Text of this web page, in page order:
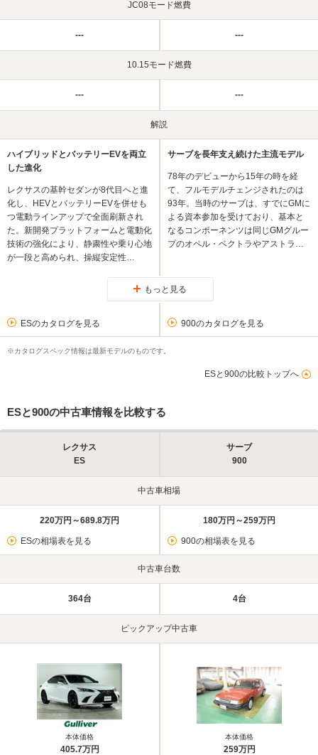
JC08モード燃費
--- ---
10.15モード燃費
--- ---
解説
ハイブリッドとバッテリーEVを両立
した進化
レクサスの基幹セダンが8代目へと進
化し、HEVとバッテリーEVを併せも
つ電動ラインアップで全面刷新され
た。新開発プラットフォームと電動化
技術の強化により、静粛性や乗り心地
が一段と高められ、操縦安定性…
サーブを長年支え続けた主流モデル
78年のデビューから15年の時を経
て、フルモデルチェンジされたのは
93年。当時のサーブは、すでにGMに
よる資本参加を受けており、基本と
なるコンポーネンツは同じGMグルー
プのオペル・ベクトラやアストラ…
もっと見る
ESのカタログを見る 900のカタログを見る
※カタログスペック情報は最新モデルのものです。
ESと900の比較トップへ
ESと900の中古車情報を比較する
レクサス
ES
サーブ
900
中古車相場
220万円～689.8万円
ESの相場表を見る
180万円～259万円
900の相場表を見る
中古車台数
364台 4台
ピックアップ中古車
本体価格
405.7万円
本体価格
259万円